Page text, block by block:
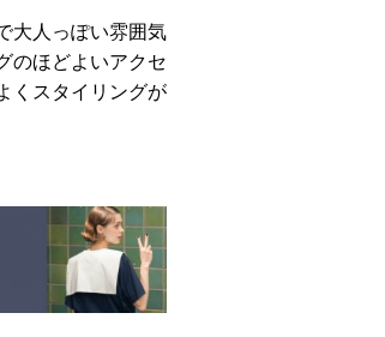
大人っぽい雰囲気
のほどよいアクセ
くスタイリングが